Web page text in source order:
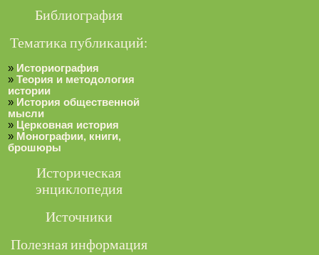
Библиография
Тематика публикаций:
» Историография
» Теория и методология
истории
» История общественной
мысли
» Церковная история
» Монографии, книги,
брошюры
Историческая
энциклопедия
Источники
Полезная информация